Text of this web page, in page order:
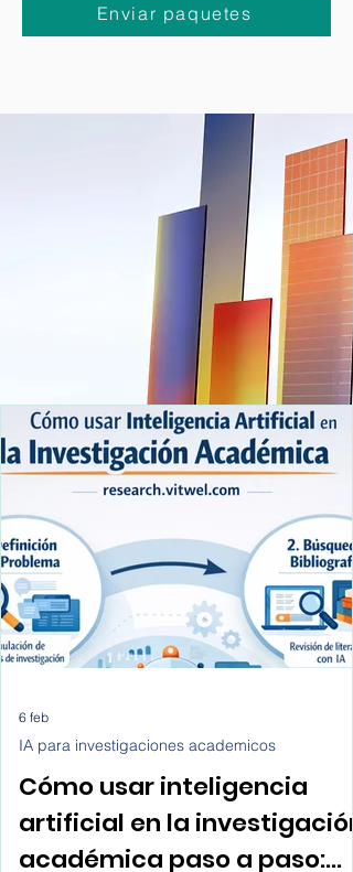
desde la comodidad de tu casa.
Cómo usar inteligencia
IA para investigaciones academicos